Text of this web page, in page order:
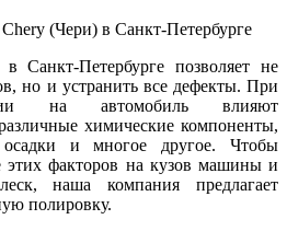
Санкт-Петербурге позволяет не
но и устранить все дефекты. При
на автомобиль влияют
химические компоненты,
осадки и многое другое. Чтобы
этих факторов на кузов машины и
наша компания предлагает
полировку.